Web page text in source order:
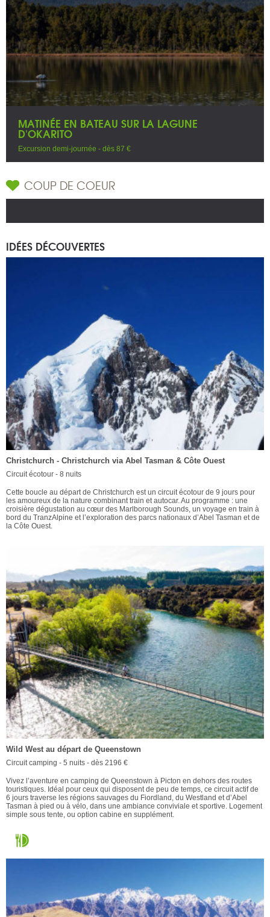
MATINÉE EN BATEAU SUR LA LAGUNE
D'OKARITO
Excursion demi-journée - dès 87 €
COUP DE COEUR
IDÉES DÉCOUVERTES
Christchurch - Christchurch via Abel Tasman & Côte Ouest
Circuit écotour - 8 nuits
Cette boucle au départ de Christchurch est un circuit écotour de 9 jours pour
les amoureux de la nature combinant train et autocar. Au programme : une
croisière dégustation au cœur des Marlborough Sounds, un voyage en train à
bord du TranzAlpine et l’exploration des parcs nationaux d’Abel Tasman et de
la Côte Ouest.
Wild West au départ de Queenstown
Circuit camping - 5 nuits - dès 2196 €
Vivez l’aventure en camping de Queenstown à Picton en dehors des routes
touristiques. Idéal pour ceux qui disposent de peu de temps, ce circuit actif de
6 jours traverse les régions sauvages du Fiordland, du Westland et d’Abel
Tasman à pied ou à vélo, dans une ambiance conviviale et sportive. Logement
simple sous tente, ou option cabine en supplément.